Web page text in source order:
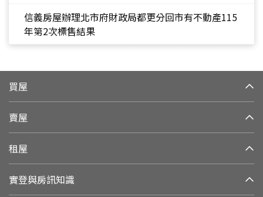
信義房屋辦理北市府財政局都更分回市有不動產115
年第2次標售結果
買屋
賣屋
租屋
實登與房訊知識